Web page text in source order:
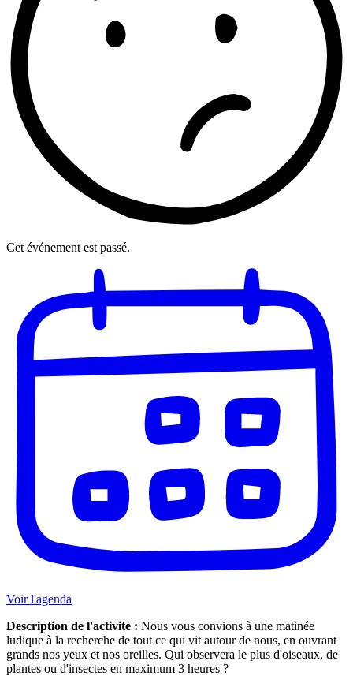
Cet événement est passé.
Voir l'agenda
Description de l'activité : Nous vous convions à une matinée
ludique à la recherche de tout ce qui vit autour de nous, en ouvrant
grands nos yeux et nos oreilles. Qui observera le plus d'oiseaux, de
plantes ou d'insectes en maximum 3 heures ?